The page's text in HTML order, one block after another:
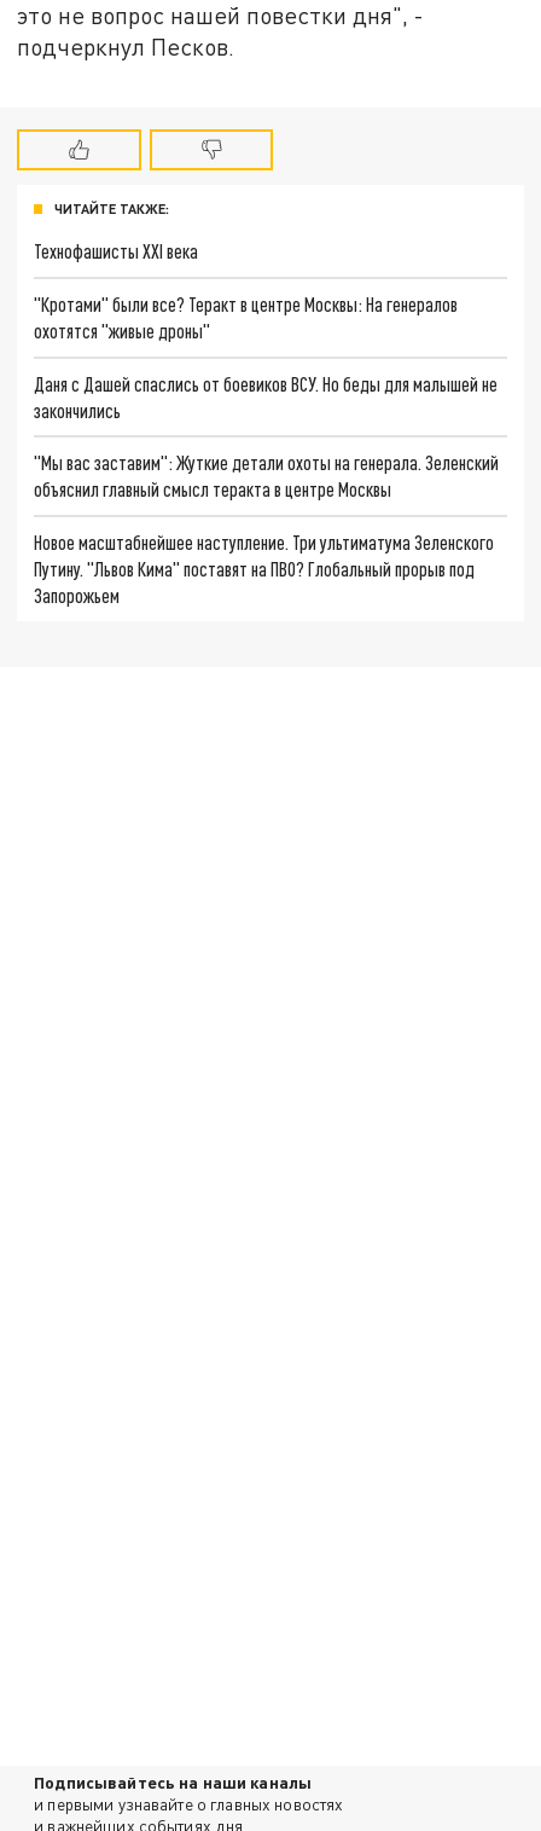
это не вопрос нашей повестки дня", -
подчеркнул Песков.
ЧИТАЙТЕ ТАКЖЕ:
Технофашисты XXI века
"Кротами" были все? Теракт в центре Москвы: На генералов
охотятся "живые дроны"
Даня с Дашей спаслись от боевиков ВСУ. Но беды для малышей не
закончились
"Мы вас заставим": Жуткие детали охоты на генерала. Зеленский
объяснил главный смысл теракта в центре Москвы
Новое масштабнейшее наступление. Три ультиматума Зеленского
Путину. "Львов Кима" поставят на ПВО? Глобальный прорыв под
Запорожьем
Подписывайтесь на наши каналы
и первыми узнавайте о главных новостях
и важнейших событиях дня.